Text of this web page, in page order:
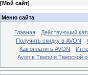
[Мой сайт]
Меню сайта
Главная Действующий
Получить скидку в AVON
Как оплатить AVON
Avon в Твери и Тверской